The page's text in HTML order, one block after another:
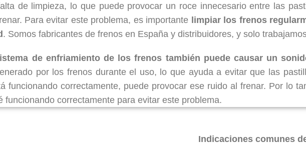
de limpieza, lo que puede provocar un roce innecesario entre las
Para evitar este problema, es importante limpiar los frenos
. Somos fabricantes de frenos en España y distribuidores, y solo
de enfriamiento de los frenos también puede causar un
por los frenos durante el uso, lo que ayuda a evitar que las
funcionando correctamente, puede provocar ese ruido al frenar. Por lo
funcionando correctamente para evitar este problema.
Indicaciones comunes